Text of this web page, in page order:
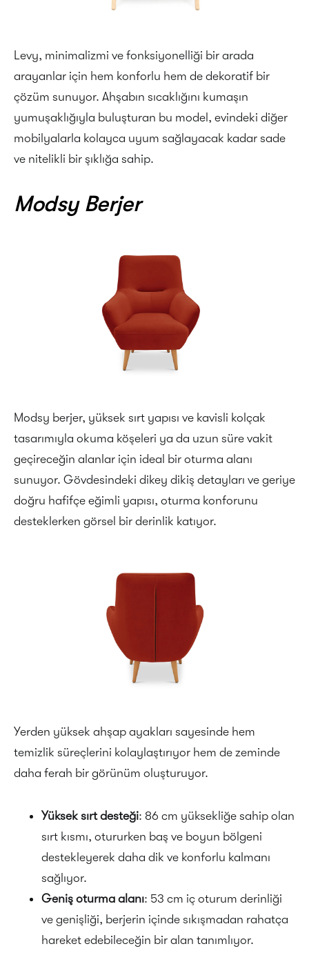
Levy, minimalizmi ve fonksiyonelliği bir arada
arayanlar için hem konforlu hem de dekoratif bir
çözüm sunuyor. Ahşabın sıcaklığını kumaşın
yumuşaklığıyla buluşturan bu model, evindeki diğer
mobilyalarla kolayca uyum sağlayacak kadar sade
ve nitelikli bir şıklığa sahip.
Modsy Berjer
Modsy berjer, yüksek sırt yapısı ve kavisli kolçak
tasarımıyla okuma köşeleri ya da uzun süre vakit
geçireceğin alanlar için ideal bir oturma alanı
sunuyor. Gövdesindeki dikey dikiş detayları ve geriye
doğru hafifçe eğimli yapısı, oturma konforunu
desteklerken görsel bir derinlik katıyor.
Yerden yüksek ahşap ayakları sayesinde hem
temizlik süreçlerini kolaylaştırıyor hem de zeminde
daha ferah bir görünüm oluşturuyor.
Yüksek sırt desteği: 86 cm yüksekliğe sahip olan
sırt kısmı, otururken baş ve boyun bölgeni
destekleyerek daha dik ve konforlu kalmanı
sağlıyor.
Geniş oturma alanı: 53 cm iç oturum derinliği
ve genişliği, berjerin içinde sıkışmadan rahatça
hareket edebileceğin bir alan tanımlıyor.